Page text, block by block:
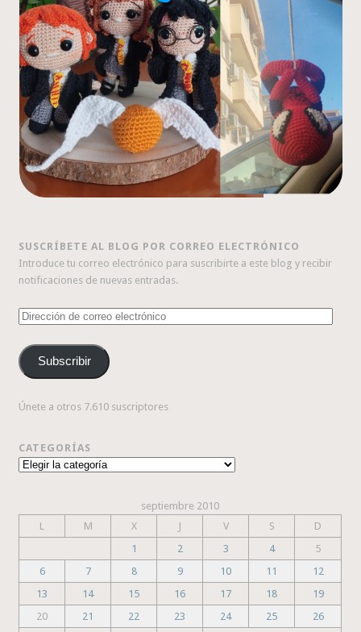
SUSCRÍBETE AL BLOG POR CORREO ELECTRÓNICO
Introduce tu correo electrónico para suscribirte a este blog y recibir
notificaciones de nuevas entradas.
Dirección
correo
electrónico
Subscribir
Únete a otros 7.610 suscriptores
CATEGORÍAS
Categorías
septiembre 2010
L
M X J V S
D
1
2 3 4
5
6
7 8 9 10 11
12
13
14 15 16 17 18
19
20
21 22 23 24 25
26